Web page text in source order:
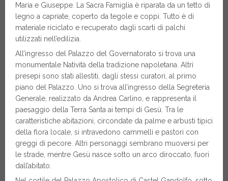
Maria e Giuseppe. La Sacra Famiglia è riparata da un tetto di
legno a capriate, coperto da tegole e coppi. Tutto è di
materiale riciclato e recuperato dagli scarti di palchi
utilizzati nell’edilizia.
All’ingresso del Palazzo del Governatorato si trova una
monumentale Natività della tradizione napoletana. Altri
presepi sono stati allestiti, dagli stessi curatori, al primo
piano del Palazzo. Uno si trova all’ingresso della Segreteria
Generale, realizzato da Andrea Carlino, e rappresenta il
paesaggio della Terra Santa ai tempi di Gesù. Tra le
caratteristiche abitazioni, circondate da palme e arbusti tipici
della flora locale, si intravedono cammelli e pastori con
greggi di pecore. Altri personaggi sembrano muoversi per
le strade, mentre Gesù nasce sotto un arco diroccato, fuori
dall’abitato.